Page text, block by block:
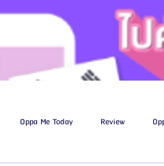
Oppa Me Today Review